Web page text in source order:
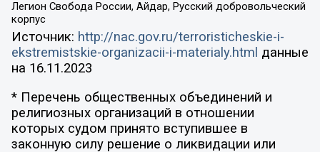
Легион Свобода России, Айдар, Русский добровольческий
корпус
Источник: http://nac.gov.ru/terroristicheskie-i-
ekstremistskie-organizacii-i-materialy.html данные
на 16.11.2023
* Перечень общественных объединений и
религиозных организаций в отношении
которых судом принято вступившее в
законную силу решение о ликвидации или